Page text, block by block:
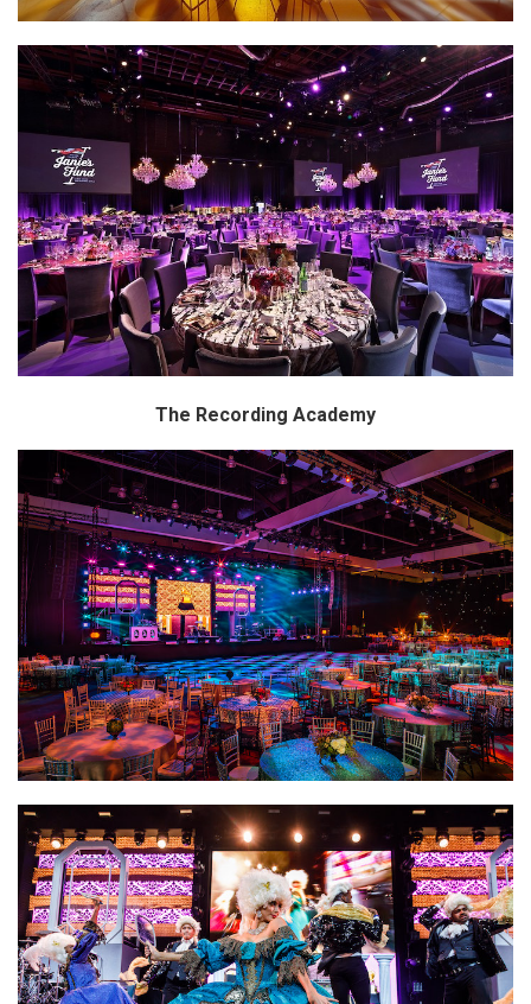
The Recording Academy